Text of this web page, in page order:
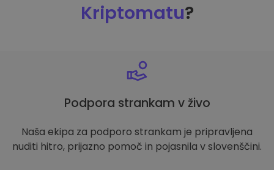
Kriptomatu?
Podpora strankam v živo
Naša ekipa za podporo strankam je pripravljena
nuditi hitro, prijazno pomoč in pojasnila v slovenščini.